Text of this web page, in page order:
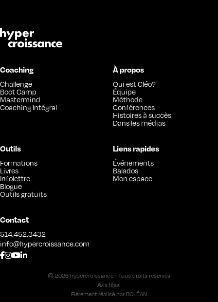
Coaching
Challenge
Boot Camp
Mastermind
Coaching Intégral
À propos
Qui est Cléo?
Équipe
Méthode
Conférences
Histoires à succès
Dans les médias
Outils
Formations
Livres
Infolettre
Blogue
Outils gratuits
Liens rapides
Événements
Balados
Mon espace
Contact
514.452.3432
info@hypercroissance.com
© 2026 hypercroissance - Tous droits réservés
Avis légal
Fièrement réalisé par BOLÉAN